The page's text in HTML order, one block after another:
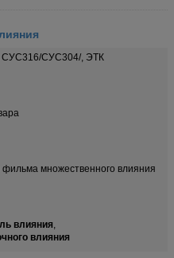
СУС304/, ЭТК
множественного влияния
влияния,
влияния